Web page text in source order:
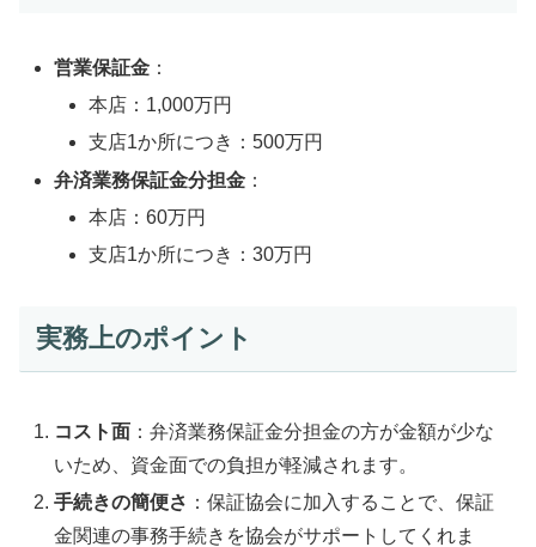
営業保証金 ：
本店：1,000万円
支店1か所につき：500万円
弁済業務保証金分担金 ：
本店：60万円
支店1か所につき：30万円
実務上のポイント
コスト面 ：弁済業務保証金分担金の方が金額が少な
いため、資金面での負担が軽減されます。
手続きの簡便さ ：保証協会に加入することで、保証
金関連の事務手続きを協会がサポートしてくれま